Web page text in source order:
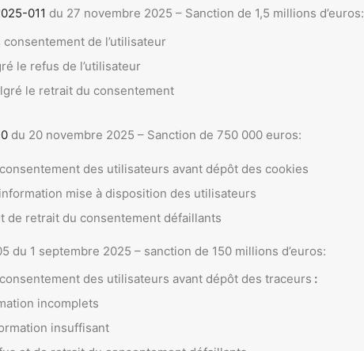
011 du 27 novembre 2025 – Sanction de 1,5 millions d’euros:
de l’utilisateur
le refus de l’utilisateur
le retrait du consentement
du 20 novembre 2025 – Sanction de 750 000 euros:
des utilisateurs avant dépôt des cookies
mise à disposition des utilisateurs
de retrait du consentement défaillants
du 1 septembre 2025 – sanction de 150 millions d’euros:
des utilisateurs avant dépôt des traceurs :
incomplets
insuffisant